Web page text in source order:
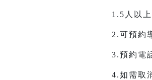
1.5人以
2.可預約
3.預約電
4.如需取